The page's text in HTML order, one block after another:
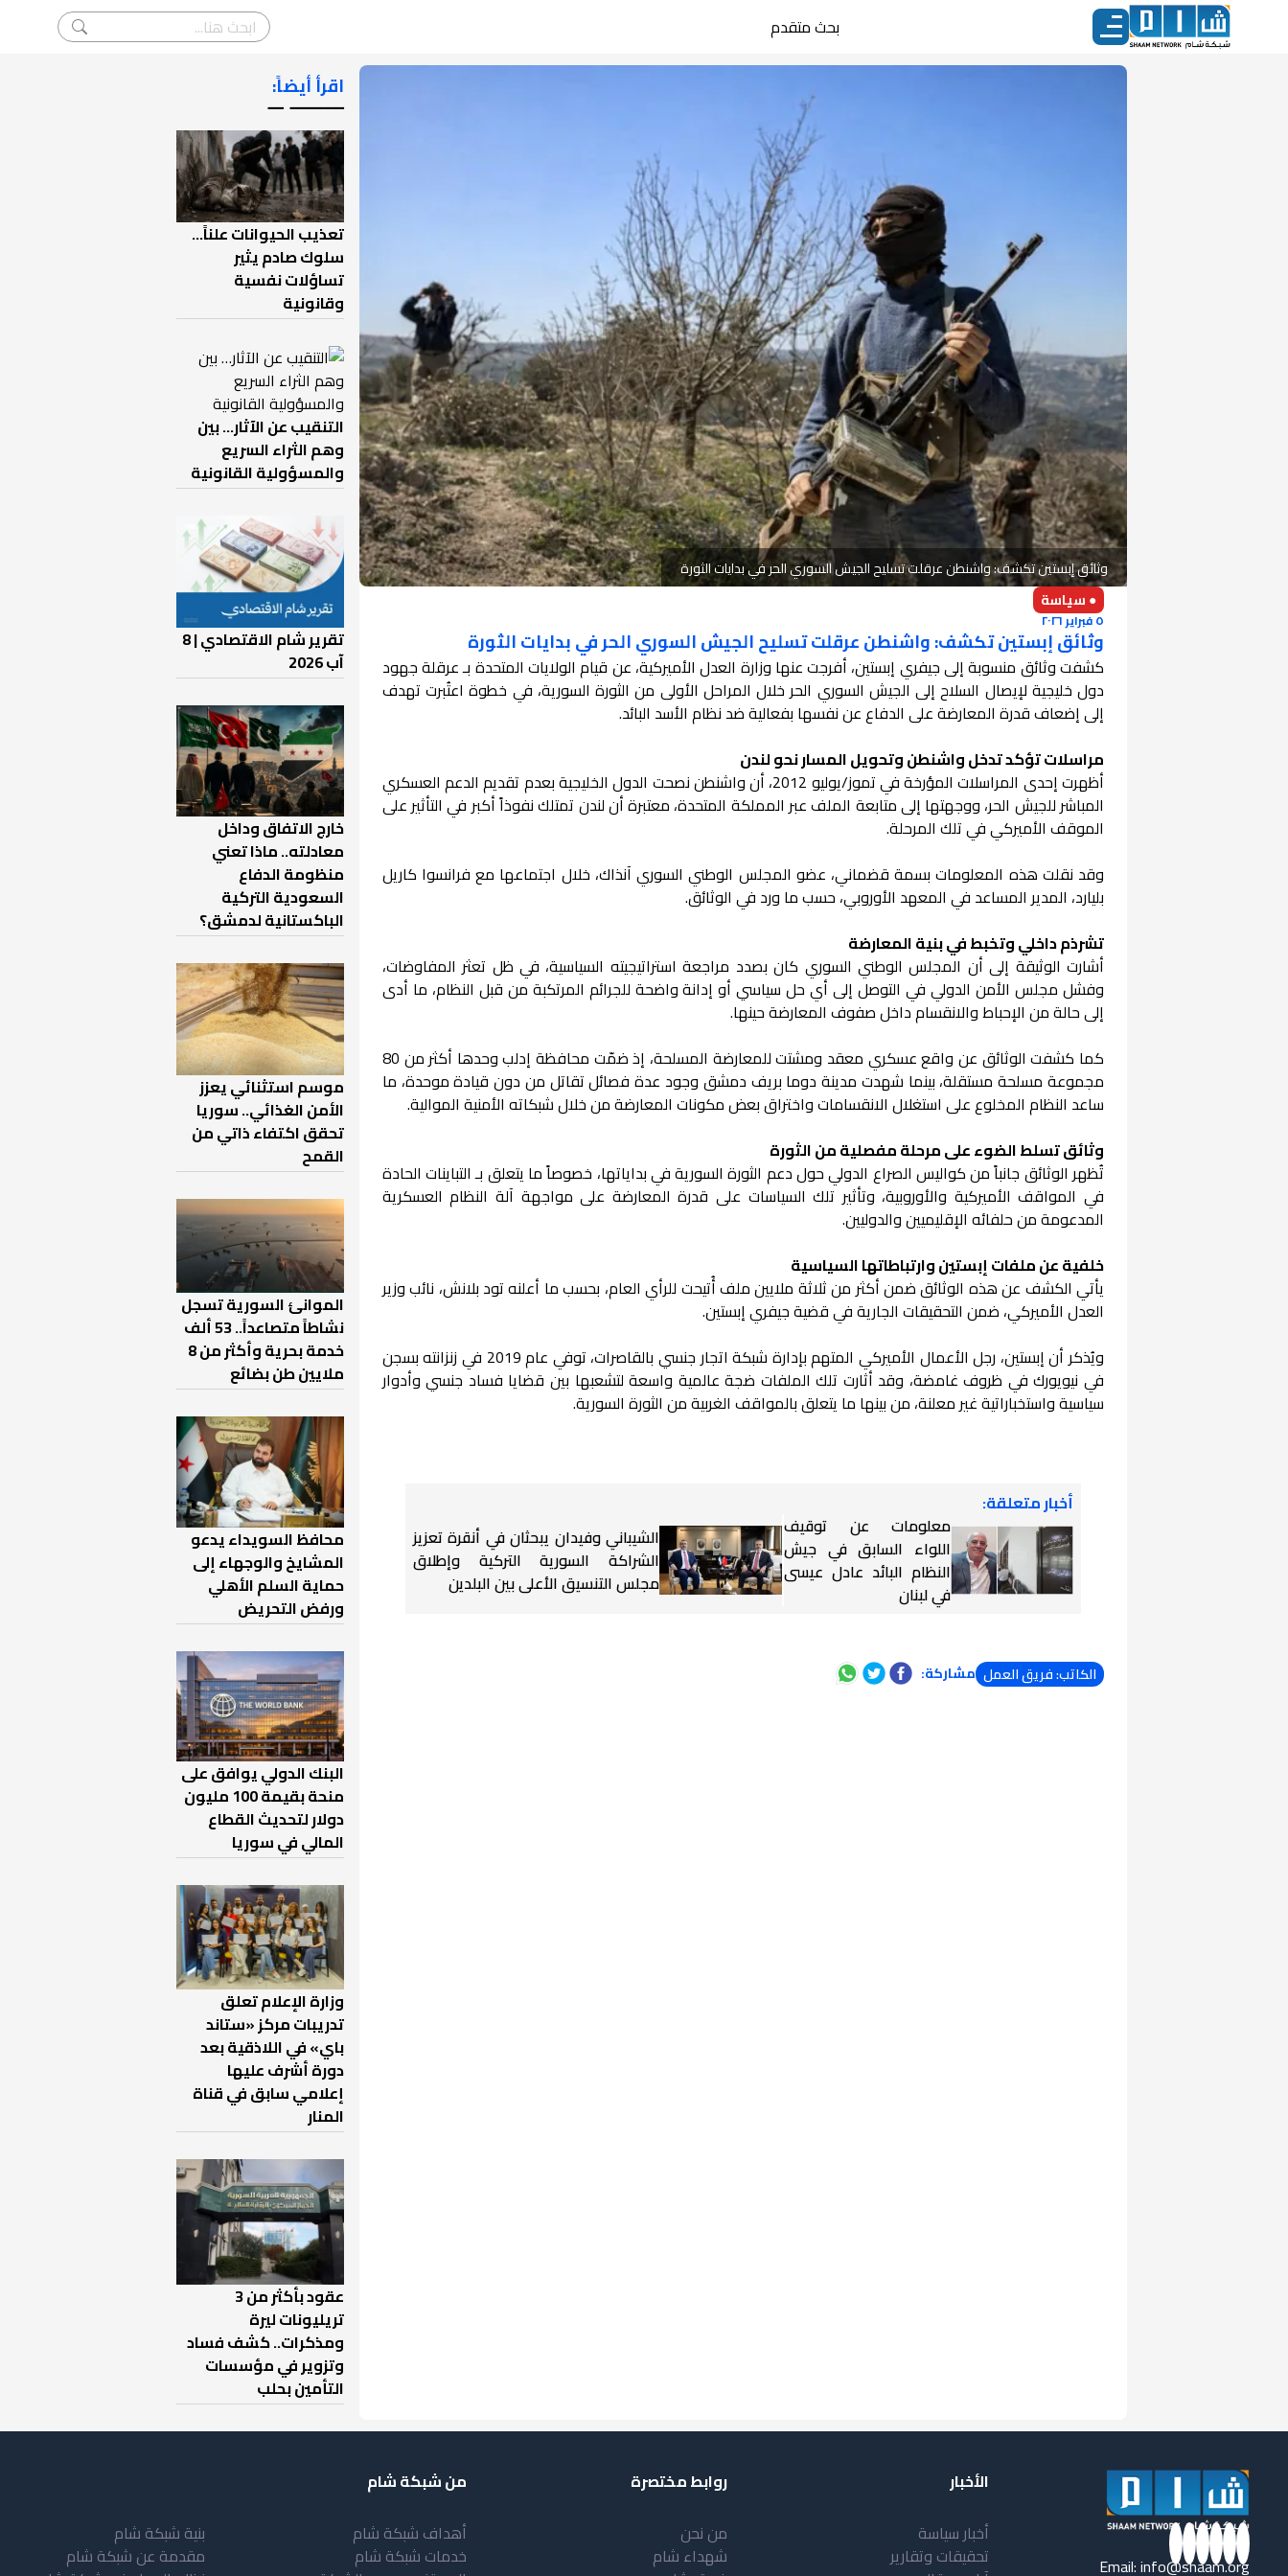
بحث متقدم
وثائق إبستين تكشف: واشنطن عرقلت تسليح الجيش السوري الحر في بدايات الثورة
● سياسة
٥ فبراير ٢٠٢٦
وثائق إبستين تكشف: واشنطن عرقلت تسليح الجيش السوري الحر في بدايات الثورة
كشفت وثائق منسوبة إلى جيفري إبستين، أفرجت عنها وزارة العدل الأميركية، عن قيام الولايات المتحدة بـ عرقلة جهود
دول خليجية لإيصال السلاح إلى الجيش السوري الحر خلال المراحل الأولى من الثورة السورية، في خطوة اعتُبرت تهدف
إلى إضعاف قدرة المعارضة على الدفاع عن نفسها بفعالية ضد نظام الأسد البائد.
مراسلات تؤكد تدخل واشنطن وتحويل المسار نحو لندن
أظهرت إحدى المراسلات المؤرخة في تموز/يوليو 2012، أن واشنطن نصحت الدول الخليجية بعدم تقديم الدعم العسكري
المباشر للجيش الحر، ووجهتها إلى متابعة الملف عبر المملكة المتحدة، معتبرة أن لندن تمتلك نفوذاً أكبر في التأثير على
الموقف الأميركي في تلك المرحلة.
وقد نقلت هذه المعلومات بسمة قضماني، عضو المجلس الوطني السوري آنذاك، خلال اجتماعها مع فرانسوا كاريل
بليارد، المدير المساعد في المعهد الأوروبي، حسب ما ورد في الوثائق.
تشرذم داخلي وتخبط في بنية المعارضة
أشارت الوثيقة إلى أن المجلس الوطني السوري كان بصدد مراجعة استراتيجيته السياسية، في ظل تعثر المفاوضات،
وفشل مجلس الأمن الدولي في التوصل إلى أي حل سياسي أو إدانة واضحة للجرائم المرتكبة من قبل النظام، ما أدى
إلى حالة من الإحباط والانقسام داخل صفوف المعارضة حينها.
كما كشفت الوثائق عن واقع عسكري معقد ومشتت للمعارضة المسلحة، إذ ضمّت محافظة إدلب وحدها أكثر من 80
مجموعة مسلحة مستقلة، بينما شهدت مدينة دوما بريف دمشق وجود عدة فصائل تقاتل من دون قيادة موحدة، ما
ساعد النظام المخلوع على استغلال الانقسامات واختراق بعض مكونات المعارضة من خلال شبكاته الأمنية الموالية.
وثائق تسلط الضوء على مرحلة مفصلية من الثورة
تُظهر الوثائق جانباً من كواليس الصراع الدولي حول دعم الثورة السورية في بداياتها، خصوصاً ما يتعلق بـ التباينات الحادة
في المواقف الأميركية والأوروبية، وتأثير تلك السياسات على قدرة المعارضة على مواجهة آلة النظام العسكرية
المدعومة من حلفائه الإقليميين والدوليين.
خلفية عن ملفات إبستين وارتباطاتها السياسية
يأتي الكشف عن هذه الوثائق ضمن أكثر من ثلاثة ملايين ملف أُتيحت للرأي العام، بحسب ما أعلنه تود بلانش، نائب وزير
العدل الأميركي، ضمن التحقيقات الجارية في قضية جيفري إبستين.
ويُذكر أن إبستين، رجل الأعمال الأميركي المتهم بإدارة شبكة اتجار جنسي بالقاصرات، توفي عام 2019 في زنزانته بسجن
في نيويورك في ظروف غامضة، وقد أثارت تلك الملفات ضجة عالمية واسعة لتشعبها بين قضايا فساد جنسي وأدوار
سياسية واستخباراتية غير معلنة، من بينها ما يتعلق بالمواقف الغربية من الثورة السورية.
أخبار متعلقة:
معلومات عن توقيف
اللواء السابق في جيش
النظام البائد عادل عيسى
في لبنان
الشيباني وفيدان يبحثان في أنقرة تعزيز
الشراكة السورية التركية وإطلاق
مجلس التنسيق الأعلى بين البلدين
الكاتب: فريق العمل مشاركة:
اقرأ أيضاً:
ـــــــ ــ
تعذيب الحيوانات علناً…
سلوك صادم يثير
تساؤلات نفسية
وقانونية
التنقيب عن الآثار… بين
وهم الثراء السريع
والمسؤولية القانونية
تقرير شام الاقتصادي | 8
آب 2026
خارج الاتفاق وداخل
معادلته.. ماذا تعني
منظومة الدفاع
السعودية التركية
الباكستانية لدمشق؟
موسم استثنائي يعزز
الأمن الغذائي.. سوريا
تحقق اكتفاء ذاتي من
القمح
الموانئ السورية تسجل
نشاطاً متصاعداً.. 53 ألف
خدمة بحرية وأكثر من 8
ملايين طن بضائع
محافظ السويداء يدعو
المشايخ والوجهاء إلى
حماية السلم الأهلي
ورفض التحريض
البنك الدولي يوافق على
منحة بقيمة 100 مليون
دولار لتحديث القطاع
المالي في سوريا
وزارة الإعلام تعلق
تدريبات مركز «ستاند
باي» في اللاذقية بعد
دورة أشرف عليها
إعلامي سابق في قناة
المنار
عقود بأكثر من 3
تريليونات ليرة
ومذكرات.. كشف فساد
وتزوير في مؤسسات
التأمين بحلب
Email:info@shaam.org
الأخبار
أخبار سياسة
تحقيقات وتقارير
روابط مختصرة
من نحن
شهداء شام
من شبكة شام
أهداف شبكة شام
خدمات شبكة شام
بنية شبكة شام
مقدمة عن شبكة شام